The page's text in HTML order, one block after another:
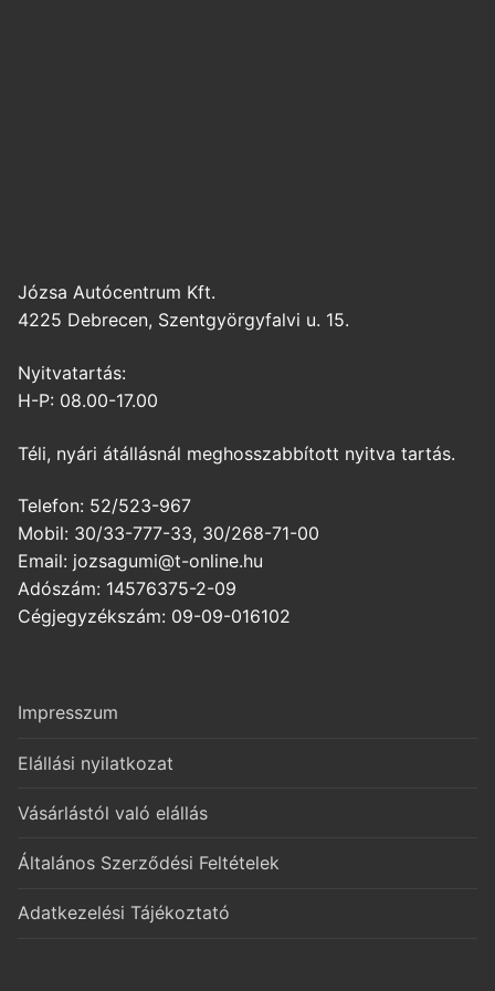
Józsa Autócentrum Kft.
4225 Debrecen, Szentgyörgyfalvi u. 15.
Nyitvatartás:
H-P: 08.00-17.00
Téli, nyári átállásnál meghosszabbított nyitva tartás.
Telefon: 52/523-967
Mobil: 30/33-777-33, 30/268-71-00
Email: jozsagumi@t-online.hu
Adószám: 14576375-2-09
Cégjegyzékszám: 09-09-016102
Impresszum
Elállási nyilatkozat
Vásárlástól való elállás
Általános Szerződési Feltételek
Adatkezelési Tájékoztató